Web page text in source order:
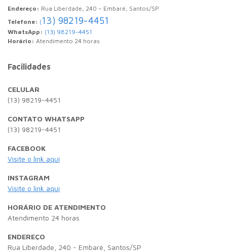
Endereço: Rua Liberdade, 240 – Embaré, Santos/SP
Telefone: ( 13) 98219-4451
WhatsApp: (13) 98219-4451
Horário: Atendimento 24 horas
Facilidades
CELULAR
(13) 98219-4451
CONTATO WHATSAPP
(13) 98219-4451
FACEBOOK
Visite o link aqui
INSTAGRAM
Visite o link aqui
HORÁRIO DE ATENDIMENTO
Atendimento 24 horas
ENDEREÇO
Rua Liberdade, 240 - Embaré, Santos/SP